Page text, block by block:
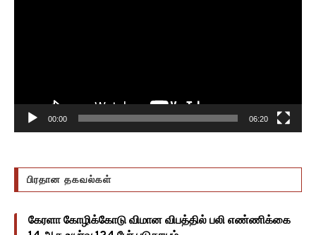
00:00 06:20
பிரதான தகவல்கள்
கேரளா கோழிக்கோடு விமான விபத்தில் பலி எண்ணிக்கை